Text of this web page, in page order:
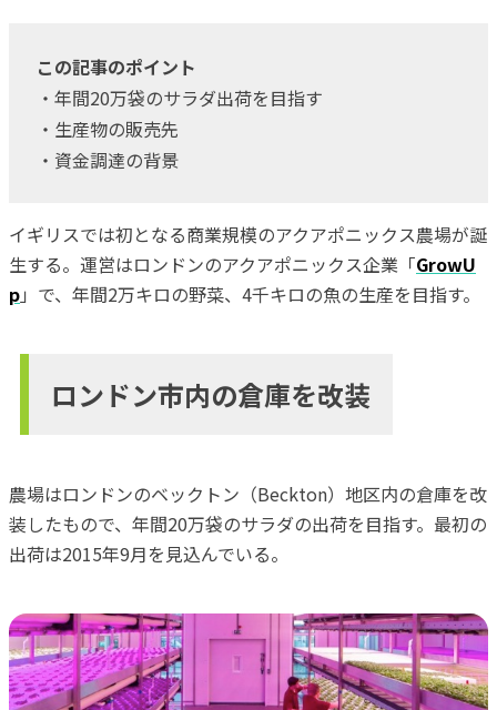
この記事のポイント
・年間20万袋のサラダ出荷を目指す
・生産物の販売先
・資金調達の背景
イギリスでは初となる商業規模のアクアポニックス農場が誕
生する。運営はロンドンのアクアポニックス企業「GrowU
p」で、年間2万キロの野菜、4千キロの魚の生産を目指す。
ロンドン市内の倉庫を改装
農場はロンドンのベックトン（Beckton）地区内の倉庫を改
装したもので、年間20万袋のサラダの出荷を目指す。最初の
出荷は2015年9月を見込んでいる。